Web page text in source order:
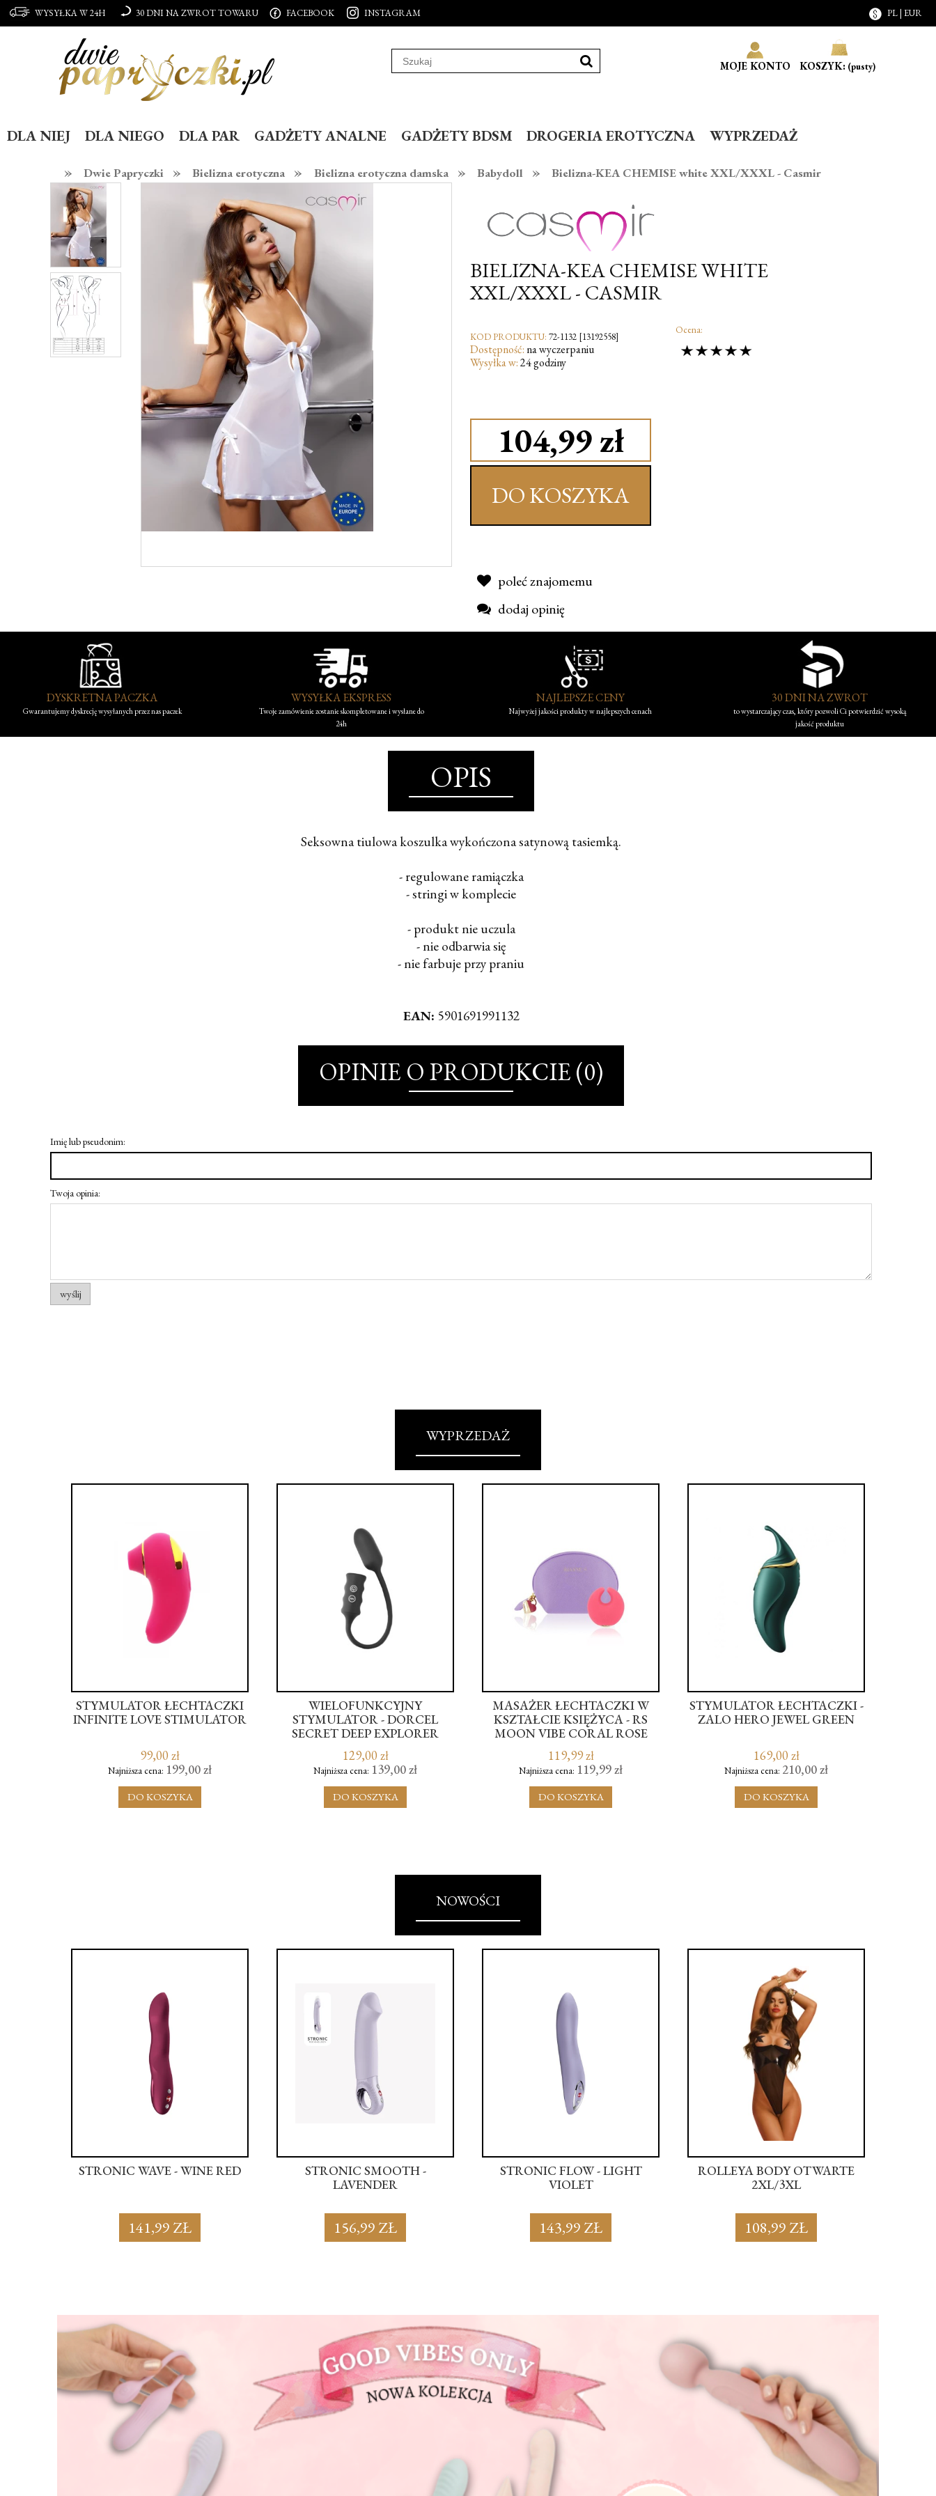
MOJE KONTO KOSZYK: (pusty)
DLA NIEJ DLA NIEGO DLA PAR GADŻETY ANALNE GADŻETY BDSM DROGERIA EROTYCZNA
WYPRZEDAŻ
»
Dwie Papryczki » Bielizna erotyczna » Bielizna erotyczna damska » Babydoll » Bielizna-KEA CHEMISE white XXL/XXXL - Casmir
WYSYŁKA W 24H 30 DNI NA ZWROT TOWARU FACEBOOK INSTAGRAM PL | EUR
BIELIZNA-KEA CHEMISE WHITE
XXL/XXXL - CASMIR
KOD PRODUKTU: 72-1132 [13192558]
Dostępność: na wyczerpaniu
Wysyłka w:24 godziny
Ocena:
104,99 zł
DO KOSZYKA
poleć znajomemu
dodaj opinię
DYSKRETNA PACZKA
Gwarantujemy dyskrecję wysyłanych przez nas paczek
WYSYŁKA EKSPRESS
Twoje zamówienie zostanie skompletowane i wysłane do
24h
NAJLEPSZE CENY
Najwyżej jakości produkty w najlepszych cenach
30 DNI NA ZWROT
to wystarczający czas, który pozwoli Ci potwierdzić wysoką
jakość produktu
OPIS
Seksowna tiulowa koszulka wykończona satynową tasiemką.
- regulowane ramiączka
- stringi w komplecie
- produkt nie uczula
- nie odbarwia się
- nie farbuje przy praniu
EAN: 5901691991132
OPINIE O PRODUKCIE (0)
Imię lub pseudonim:
Twoja opinia:
wyślij
WYPRZEDAŻ
STYMULATOR ŁECHTACZKI
INFINITE LOVE STIMULATOR
99,00 zł
Najniższa cena: 199,00 zł
DO KOSZYKA
WIELOFUNKCYJNY
STYMULATOR - DORCEL
SECRET DEEP EXPLORER
129,00 zł
Najniższa cena: 139,00 zł
DO KOSZYKA
MASAŻER ŁECHTACZKI W
KSZTAŁCIE KSIĘŻYCA - RS
MOON VIBE CORAL ROSE
119,99 zł
Najniższa cena: 119,99 zł
DO KOSZYKA
STYMULATOR ŁECHTACZKI -
ZALO HERO JEWEL GREEN
169,00 zł
Najniższa cena: 210,00 zł
DO KOSZYKA
NOWOŚCI
STRONIC WAVE - WINE RED
141,99 ZŁ
STRONIC SMOOTH -
LAVENDER
156,99 ZŁ
STRONIC FLOW - LIGHT
VIOLET
143,99 ZŁ
ROLLEYA BODY OTWARTE
2XL/3XL
108,99 ZŁ